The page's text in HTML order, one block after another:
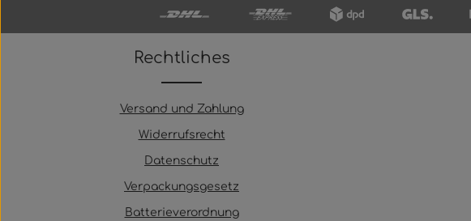
Rechtliches
Versand und Zahlung
Widerrufsrecht
Datenschutz
Verpackungsgesetz
Batterieverordnung